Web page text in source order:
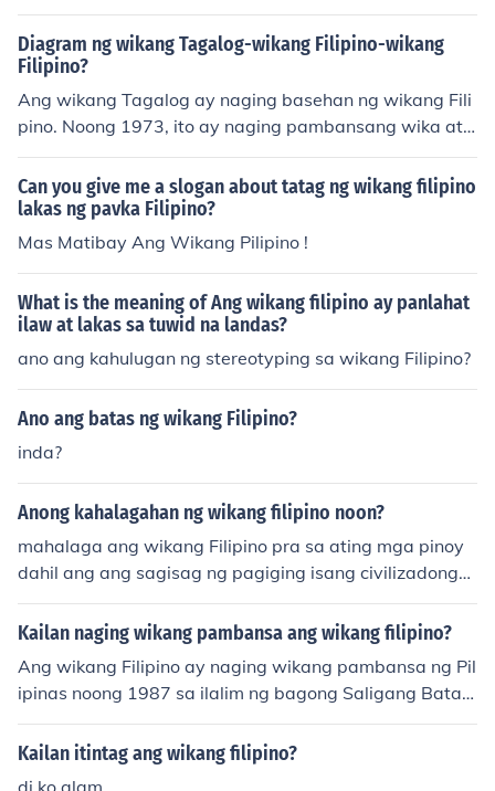
Diagram ng wikang Tagalog-wikang Filipino-wikang
Filipino?
Ang wikang Tagalog ay naging basehan ng wikang Fili
pino. Noong 1973, ito ay naging pambansang wika at
binago ang tawag sa wikang Filipino mula sa Tagalog.
Ang wikang Filipino ay patuloy na nagsasama ng mga
salita at kahulugan mula sa iba't ibang wika sa Pilipina
s.
Can you give me a slogan about tatag ng wikang filipino
lakas ng pavka Filipino?
Mas Matibay Ang Wikang Pilipino !
What is the meaning of Ang wikang filipino ay panlahat
ilaw at lakas sa tuwid na landas?
ano ang kahulugan ng stereotyping sa wikang Filipino?
Ano ang batas ng wikang Filipino?
inda?
Anong kahalagahan ng wikang filipino noon?
mahalaga ang wikang Filipino pra sa ating mga pinoy
dahil ang ang sagisag ng pagiging isang civilizadong
mamamayan.
Kailan naging wikang pambansa ang wikang filipino?
Ang wikang Filipino ay naging wikang pambansa ng Pil
ipinas noong 1987 sa ilalim ng bagong Saligang Batas.
Sa Artikulo XIV, Seksyon 6 ng nasabing Konstitusyon, iti
nakda na ang Filipino ang magiging batayan ng pamb
Kailan itintag ang wikang filipino?
di ko alam